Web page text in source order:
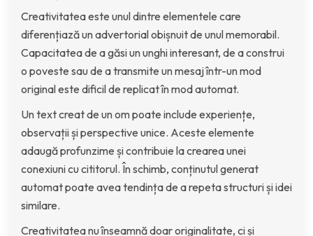
Creativitatea este unul dintre elementele care
diferențiază un advertorial obișnuit de unul memorabil.
Capacitatea de a găsi un unghi interesant, de a construi
o poveste sau de a transmite un mesaj într-un mod
original este dificil de replicat în mod automat.
Un text creat de un om poate include experiențe,
observații și perspective unice. Aceste elemente
adaugă profunzime și contribuie la crearea unei
conexiuni cu cititorul. În schimb, conținutul generat
automat poate avea tendința de a repeta structuri și idei
similare.
Creativitatea nu înseamnă doar originalitate, ci și